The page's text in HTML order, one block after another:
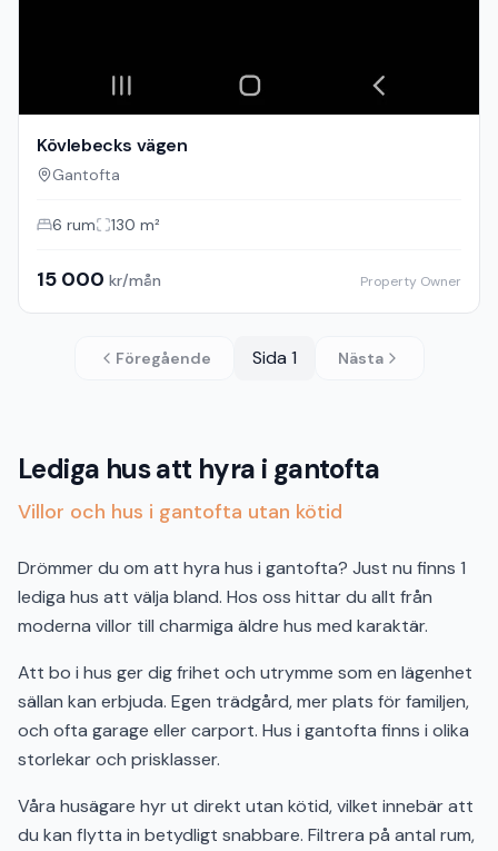
Kövlebecks vägen
Gantofta
6 rum 130 m²
15 000 kr/mån Property Owner
Föregående Sida 1 Nästa
Lediga hus att hyra i gantofta
Villor och hus i gantofta utan kötid
Drömmer du om att hyra hus i gantofta? Just nu finns 1
lediga hus att välja bland. Hos oss hittar du allt från
moderna villor till charmiga äldre hus med karaktär.
Att bo i hus ger dig frihet och utrymme som en lägenhet
sällan kan erbjuda. Egen trädgård, mer plats för familjen,
och ofta garage eller carport. Hus i gantofta finns i olika
storlekar och prisklasser.
Våra husägare hyr ut direkt utan kötid, vilket innebär att
du kan flytta in betydligt snabbare. Filtrera på antal rum,